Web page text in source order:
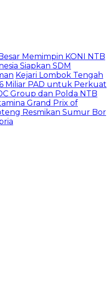
Memimpin KONI NTB
Siapkan SDM
Kejari Lombok Tengah
Miliar PAD untuk Perkuat
Group dan Polda NTB
Grand Prix of
Resmikan Sumur Bor